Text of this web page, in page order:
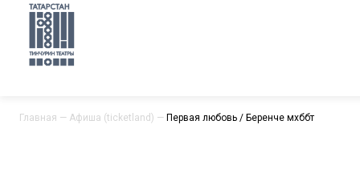
Главная — Афиша (ticketland) — Первая любовь / Беренче мәхәббәт